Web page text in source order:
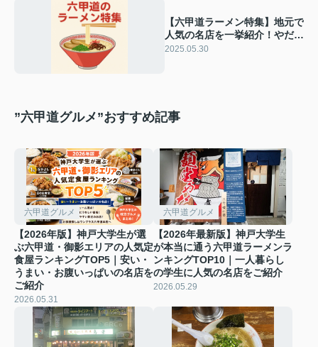
【六甲道ラーメン特集】地元で
人気の名店を一挙紹介！やだ
ら・ヒキュウ・MITSUKI・い
2025.05.30
”六甲道グルメ”おすすめ記事
六甲道グルメ
【2026年版】神戸大学生が選
ぶ六甲道・御影エリアの人気定
食屋ランキングTOP5｜安い・
うまい・お腹いっぱいの名店を
ご紹介
2026.05.31
六甲道グルメ
【2026年最新版】神戸大学生
が本当に通う六甲道ラーメンラ
ンキングTOP10｜一人暮らし
の学生に人気の名店をご紹介
2026.05.29